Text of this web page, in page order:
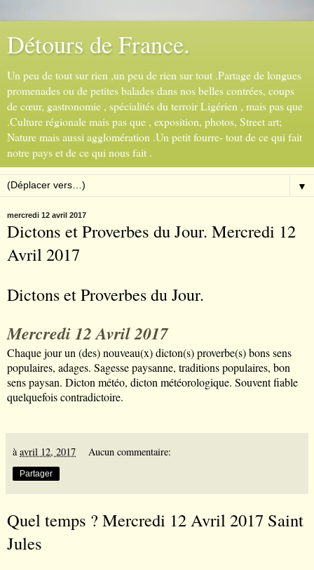
Détours de France.
Un peu de tout sur rien ,un peu de rien sur tout .Partage de longues
promenades ou de petites balades dans nos belles contrées, coups
de cœur, gastronomie , spécialités du terroir Ligérien , mais pas que
.Culture régionale mais pas que , exposition, photos, Street art;
Nature mais aussi agglomération .Un petit fourre- tout de ce qui fait
notre pays et de ce qui nous fait .
▼
mercredi 12 avril 2017
Dictons et Proverbes du Jour. Mercredi 12
Avril 2017
Dictons et Proverbes du Jour.
Mercredi 12 Avril 2017
Chaque jour un (des) nouveau(x) dicton(s) proverbe(s) bons sens
populaires, adages. Sagesse paysanne, traditions populaires, bon
sens paysan. Dicton météo, dicton météorologique. Souvent fiable
quelquefois contradictoire.
à avril 12, 2017 Aucun commentaire:
Partager
Quel temps ? Mercredi 12 Avril 2017 Saint
Jules